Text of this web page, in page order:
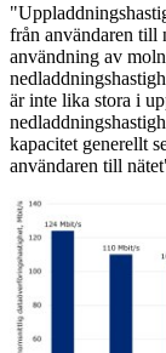
från användaren till
användning av
är inte lika stora i
kapacitet generellt
användaren till